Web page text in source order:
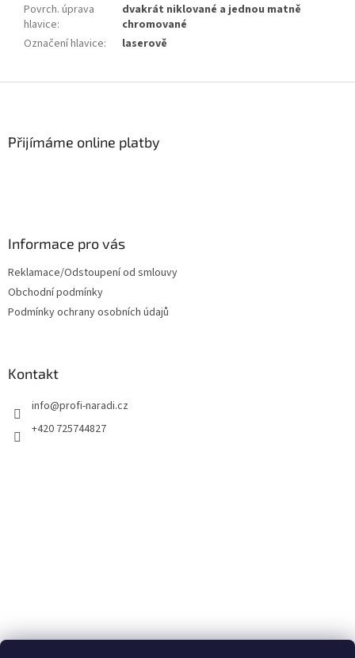
Povrch. úprava
hlavice:
dvakrát niklované a jednou matně
chromované
Označení hlavice: laserově
Přijímáme online platby
Informace pro vás
Reklamace/Odstoupení od smlouvy
Obchodní podmínky
Podmínky ochrany osobních údajů
Kontakt
info@profi-naradi.cz
+420 725744827